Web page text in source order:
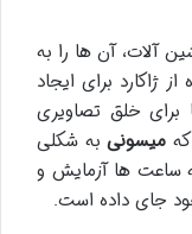
آلات، آن ها را به
ژاکارد برای ایجاد
برای خلق تصاویری
میسونیبه شکلی
ساعت ها آزمایش و
جای داده است.